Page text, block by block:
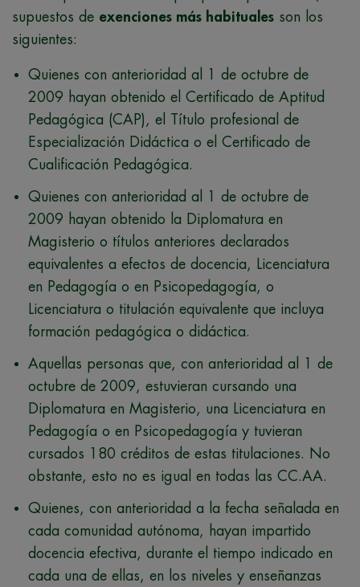
supuestos de exenciones más habituales son los
siguientes:
Quienes con anterioridad al 1 de octubre de
2009 hayan obtenido el Certificado de Aptitud
Pedagógica (CAP), el Título profesional de
Especialización Didáctica o el Certificado de
Cualificación Pedagógica.
Quienes con anterioridad al 1 de octubre de
2009 hayan obtenido la Diplomatura en
Magisterio o títulos anteriores declarados
equivalentes a efectos de docencia, Licenciatura
en Pedagogía o en Psicopedagogía, o
Licenciatura o titulación equivalente que incluya
formación pedagógica o didáctica.
Aquellas personas que, con anterioridad al 1 de
octubre de 2009, estuvieran cursando una
Diplomatura en Magisterio, una Licenciatura en
Pedagogía o en Psicopedagogía y tuvieran
cursados 180 créditos de estas titulaciones. No
obstante, esto no es igual en todas las CC.AA.
Quienes, con anterioridad a la fecha señalada en
cada comunidad autónoma, hayan impartido
docencia efectiva, durante el tiempo indicado en
cada una de ellas, en los niveles y enseñanzas